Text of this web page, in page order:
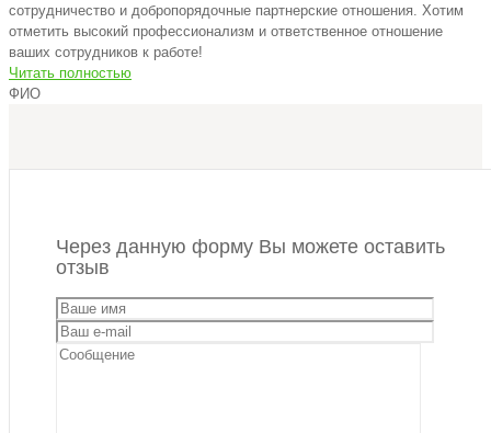
сотрудничество и добропорядочные партнерские отношения. Хотим
отметить высокий профессионализм и ответственное отношение
ваших сотрудников к работе!
Читать полностью
ФИО
Через данную форму Вы можете оставить
отзыв